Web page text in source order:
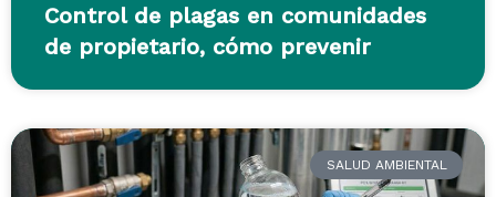
Control de plagas en comunidades
de propietario, cómo prevenir
SALUD AMBIENTAL